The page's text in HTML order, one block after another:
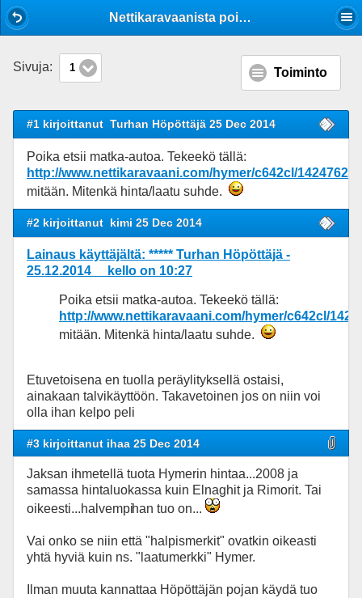
Nettikaravaanista poimittua (m-autot)
Sivuja: 1 Toiminto
#1 kirjoittanut Turhan Höpöttäjä 25 Dec 2014
Poika etsii matka-autoa. Tekeekö tällä:
http://www.nettikaravaani.com/hymer/c642cl/1424762
mitään. Mitenkä hinta/laatu suhde.
#2 kirjoittanut kimi 25 Dec 2014
Lainaus käyttäjältä: ***** Turhan Höpöttäjä -
25.12.2014 kello on 10:27
Poika etsii matka-autoa. Tekeekö tällä:
http://www.nettikaravaani.com/hymer/c642cl/
mitään. Mitenkä hinta/laatu suhde.
Etuvetoisena en tuolla peräylityksellä ostaisi,
ainakaan talvikäyttöön. Takavetoinen jos on niin voi
olla ihan kelpo peli
#3 kirjoittanut ihaa 25 Dec 2014
Jaksan ihmetellä tuota Hymerin hintaa...2008 ja
samassa hintaluokassa kuin Elnaghit ja Rimorit. Tai
oikeesti...halvempihan tuo on...
Vai onko se niin että "halpismerkit" ovatkin oikeasti
yhtä hyviä kuin ns. "laatumerkki" Hymer.
Ilman muuta kannattaa Höpöttäjän pojan käydä tuo